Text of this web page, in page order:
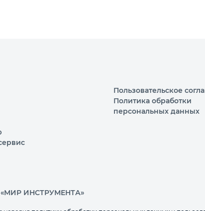
Пользовательское
Политика обработки
персональных данных
ИНСТРУМЕНТА»